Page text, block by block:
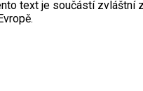
text je součástí zvláštní